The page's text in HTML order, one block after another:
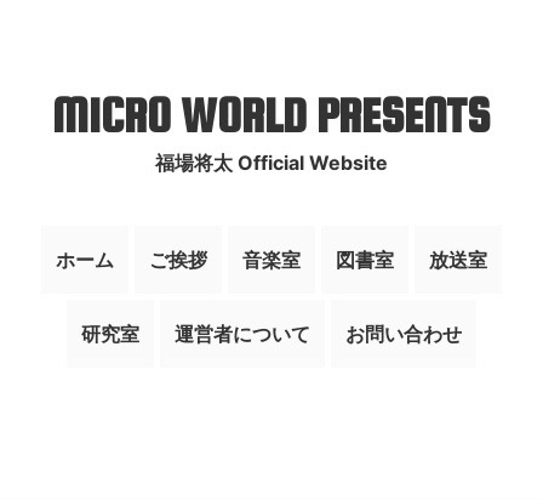
MICRO WORLD PRESENTS
福場将太 Official Website
ホーム ご挨拶 音楽室 図書室 放送室
研究室 運営者について お問い合わせ